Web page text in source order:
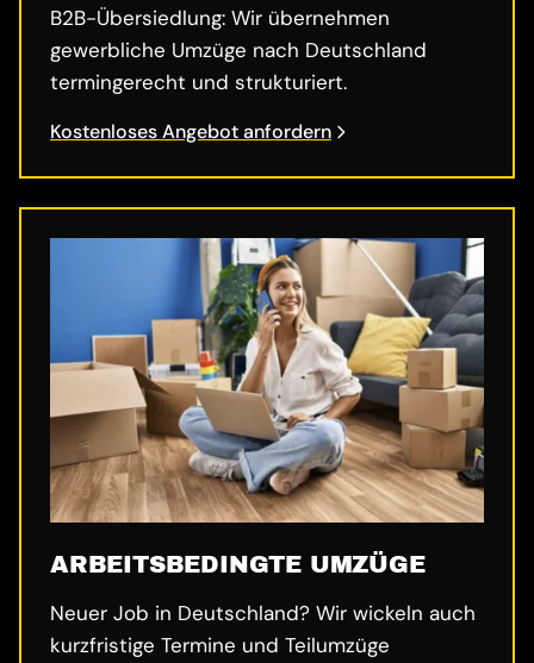
B2B-Übersiedlung: Wir übernehmen
gewerbliche Umzüge nach Deutschland
termingerecht und strukturiert.
Kostenloses Angebot anfordern
ARBEITSBEDINGTE UMZÜGE
Neuer Job in Deutschland? Wir wickeln auch
kurzfristige Termine und Teilumzüge